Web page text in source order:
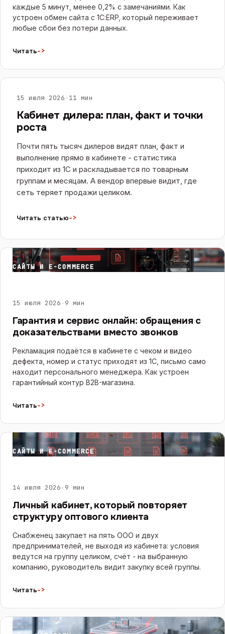
каждые 5 минут, менее 0,2% с замечаниями. Как
устроен обмен сайта с 1С:ERP, который переживает
любые сбои без потери данных.
Читать->
САЙТЫ И E-COMMERCE
15 июля 2026 · 11 мин
Кабинет дилера: план, факт и точки
роста
Почти пять тысяч дилеров видят план, факт и
выполнение прямо в кабинете - статистика
приходит из 1С и раскладывается по товарным
группам и месяцам. А вендор впервые видит, где
сеть теряет продажи целиком.
Читать статью->
САЙТЫ И E-COMMERCE
15 июля 2026 · 9 мин
Гарантия и сервис онлайн: обращения с
доказательствами вместо звонков
Рекламация подаётся в кабинете с чеком и видео
дефекта, номер и статус приходят из 1С, письмо само
находит персонального менеджера. Как устроен
гарантийный контур B2B-магазина.
Читать->
САЙТЫ И E-COMMERCE
14 июля 2026 · 9 мин
Личный кабинет, который повторяет
структуру оптового клиента
Снабженец закупает на пять ООО и двух
предпринимателей, не выходя из кабинета: условия
ведутся на группу целиком, счёт - на выбранную
компанию, руководитель видит закупку всей группы.
Читать->